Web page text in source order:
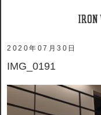
2020年07月30日
IMG_0191